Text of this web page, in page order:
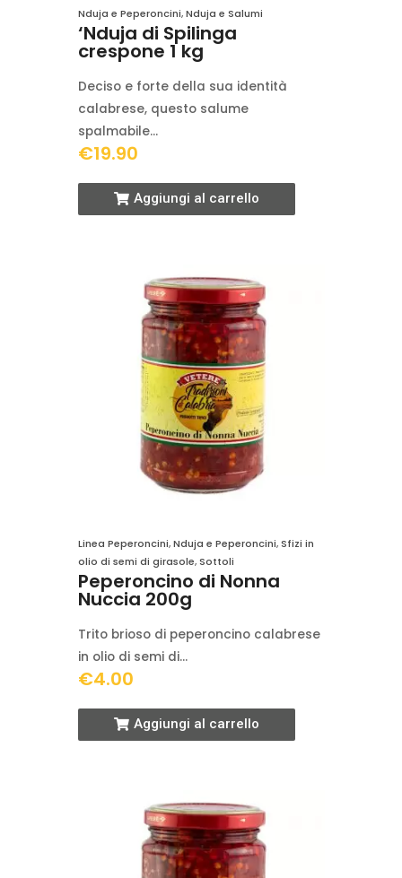
Nduja e Peperoncini,Nduja e Salumi
‘Nduja di Spilinga
crespone 1 kg
Deciso e forte della sua identità
calabrese, questo salume
spalmabile…
€19.90
Aggiungi al carrello
Linea Peperoncini,Nduja e Peperoncini,Sfizi in
olio di semi di girasole,Sottoli
Peperoncino di Nonna
Nuccia 200g
Trito brioso di peperoncino calabrese
in olio di semi di…
€4.00
Aggiungi al carrello